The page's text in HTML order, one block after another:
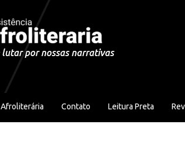
lutar por nossas narrativas
Contato Leitura Preta